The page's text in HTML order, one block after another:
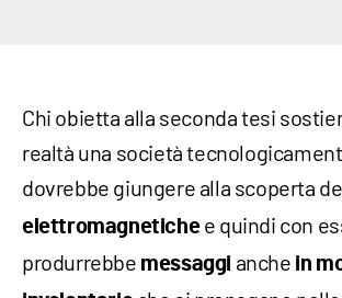
Chi obietta alla seconda tesi
realtà una società
dovrebbe giungere alla scoperta
elettromagnetichee quindi con
produrrebbe messaggi anche in